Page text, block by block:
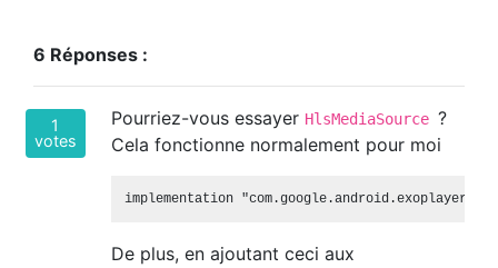
6 Réponses :
1
votes
Pourriez-vous essayer HlsMediaSource ?
Cela fonctionne normalement pour moi
De plus, en ajoutant ceci aux